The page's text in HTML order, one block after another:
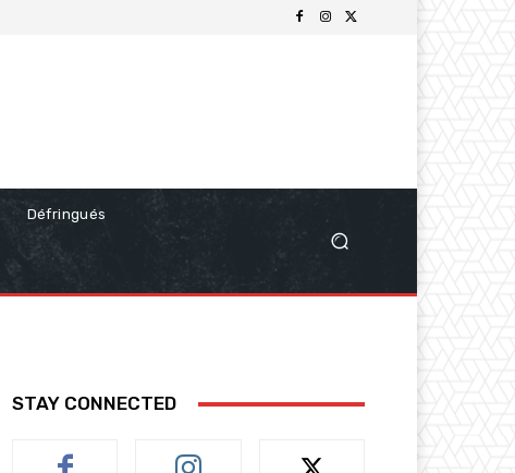
Défringués
STAY CONNECTED